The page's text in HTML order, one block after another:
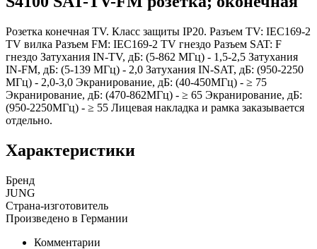
Розетка конечная TV. Класс защиты IP20. Разъем TV: IEC169-2
TV вилка Разъем FM: IEC169-2 TV гнездо Разъем SAT: F
гнездо Затухания IN-TV, дБ: (5-862 МГц) - 1,5-2,5 Затухания
IN-FM, дБ: (5-139 МГц) - 2,0 Затухания IN-SAT, дБ: (950-2250
МГц) - 2,0-3,0 Экранирование, дБ: (40-450МГц) - ≥ 75
Экранирование, дБ: (470-862МГц) - ≥ 65 Экранирование, дБ:
(950-2250МГц) - ≥ 55 Лицевая накладка и рамка заказывается
отдельно.
Характеристики
Бренд
JUNG
Страна-изготовитель
Произведено в Германии
Комментарии